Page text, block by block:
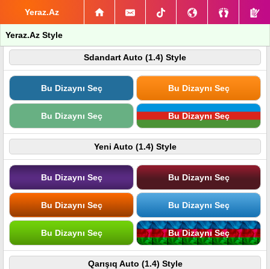
Yeraz.Az
Yeraz.Az Style
Sdandart Auto (1.4) Style
Bu Dizaynı Seç Bu Dizaynı Seç
Bu Dizaynı Seç Bu Dizaynı Seç
Yeni Auto (1.4) Style
Bu Dizaynı Seç Bu Dizaynı Seç
Bu Dizaynı Seç Bu Dizaynı Seç
Bu Dizaynı Seç Bu Dizaynı Seç
Qarışıq Auto (1.4) Style